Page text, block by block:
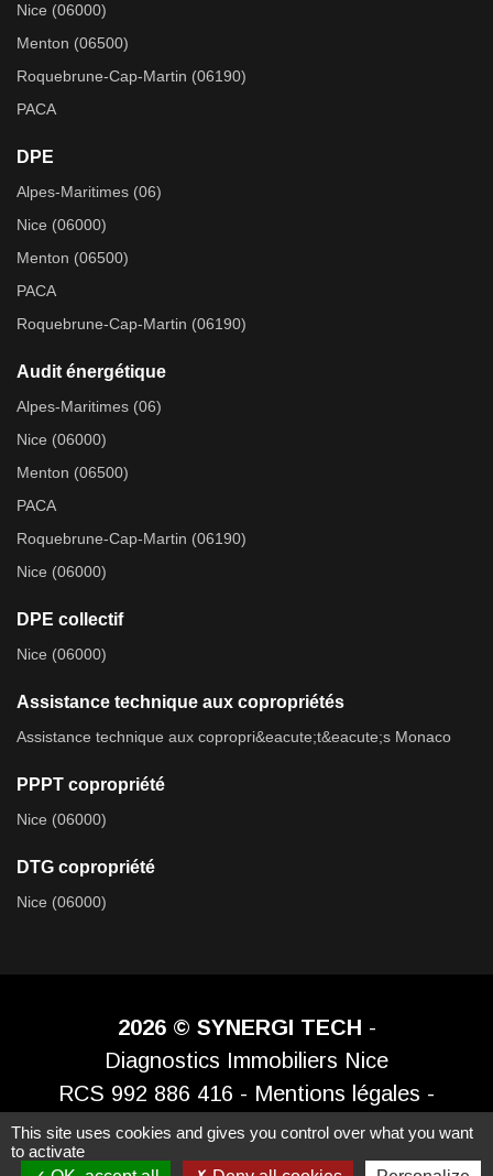
Nice (06000)
Menton (06500)
Roquebrune-Cap-Martin (06190)
PACA
DPE
Alpes-Maritimes (06)
Nice (06000)
Menton (06500)
PACA
Roquebrune-Cap-Martin (06190)
Audit énergétique
Alpes-Maritimes (06)
Nice (06000)
Menton (06500)
PACA
Roquebrune-Cap-Martin (06190)
Nice (06000)
DPE collectif
Nice (06000)
Assistance technique aux copropriétés
Assistance technique aux copropri&eacute;t&eacute;s Monaco
PPPT copropriété
Nice (06000)
DTG copropriété
Nice (06000)
2026 © SYNERGI TECH -
Diagnostics Immobiliers Nice
RCS 992 886 416 - Mentions légales -
Politique de confidentialité
This site uses cookies and gives you control over what you want
to activate